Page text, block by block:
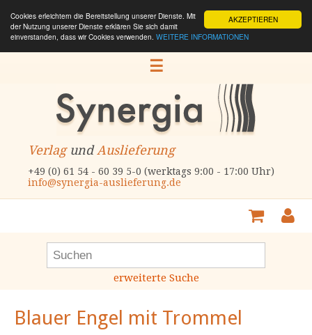
AKZEPTIEREN
Cookies erleichtern die Bereitstellung unserer Dienste. Mit
der Nutzung unserer Dienste erklären Sie sich damit
einverstanden, dass wir Cookies verwenden. WEITERE INFORMATIONEN
☰
VerlagundAuslieferung
+49 (0) 61 54 - 60 39 5-0 (werktags 9:00 - 17:00 Uhr)
info@synergia-auslieferung.de
erweiterte Suche
Blauer Engel mit Trommel